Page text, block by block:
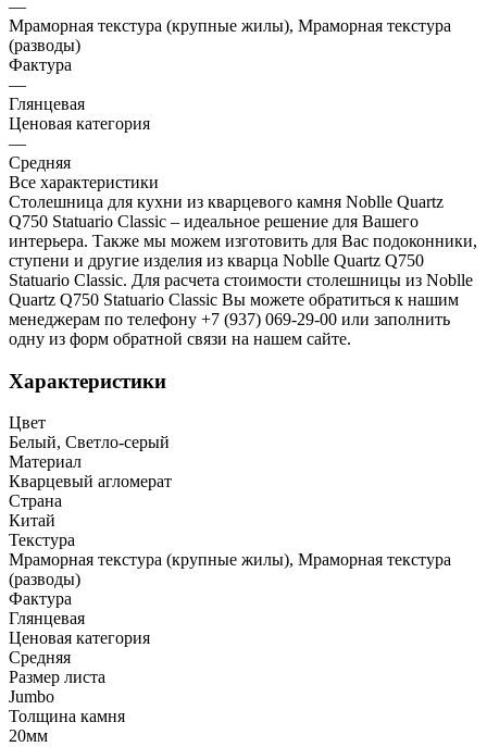
—
Мраморная текстура (крупные жилы), Мраморная текстура
(разводы)
Фактура
—
Глянцевая
Ценовая категория
—
Средняя
Все характеристики
Столешница для кухни из кварцевого камня Noblle Quartz
Q750 Statuario Classic – идеальное решение для Вашего
интерьера. Также мы можем изготовить для Вас подоконники,
ступени и другие изделия из кварца Noblle Quartz Q750
Statuario Classic. Для расчета стоимости столешницы из Noblle
Quartz Q750 Statuario Classic Вы можете обратиться к нашим
менеджерам по телефону +7 (937) 069-29-00 или заполнить
одну из форм обратной связи на нашем сайте.
Характеристики
Цвет
Белый, Светло-серый
Материал
Кварцевый агломерат
Страна
Китай
Текстура
Мраморная текстура (крупные жилы), Мраморная текстура
(разводы)
Фактура
Глянцевая
Ценовая категория
Средняя
Размер листа
Jumbo
Толщина камня
20мм